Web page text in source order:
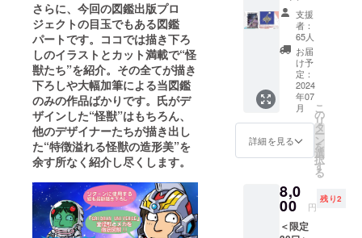
さらに、今回の図鑑出版プロ
ジェクトの目玉でもある図鑑
パートです。ココでは描き下ろ
しのイラストとカット満載で“怪
獣たち”を紹介。その全てが描き
下ろしや大幅加筆による当図鑑
のみの作品ばかりです。氏がデ
ザインした“怪獣”はもちろん、
他のデザイナーたちが描き出し
た“特徴溢れる怪獣の造形美”を
余す所なく紹介し尽くします。
や設定
を図解
で解説
する図
鑑で
す。 ＜
リター
ン内容
●【西川
伸司直
筆サイ
BOOST
ER限定
版＞
『西川
セット
＋ コー
スター
16種
セット
限定
コース
<リター
ン内容>
●【描き
下ろし
リア
ファイ
ル ※原
画展用
➀コー
ス＞ 西
川伸司
描き下
ろしに
よる
『グ
リッド
マン ユ
ニバー
ス』“グ
リッド
マン
（Unive
rse
Fighter
）”のア
クリル
支援
者：
65人
お届
け予
定：
2024
年07
月
詳細を見る
こ
の
リ
タ
ー
ン
を
選
択
す
る
8,0
00 円
残り2
＜限定